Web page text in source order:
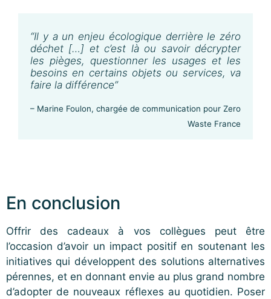
“Il y a un enjeu écologique derrière le zéro
déchet […] et c’est là ou savoir décrypter
les pièges, questionner les usages et les
besoins en certains objets ou services, va
faire la différence”
– Marine Foulon, chargée de communication pour Zero
Waste France
En conclusion
Offrir des cadeaux à vos collègues peut être
l’occasion d’avoir un impact positif en soutenant les
initiatives qui développent des solutions alternatives
pérennes, et en donnant envie au plus grand nombre
d’adopter de nouveaux réflexes au quotidien. Poser